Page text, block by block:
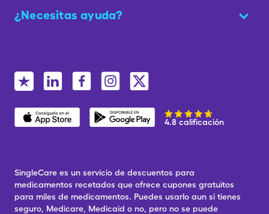
¿Necesitas ayuda?
4.8 calificación
SingleCare es un servicio de descuentos para
medicamentos recetados que ofrece cupones gratuitos
para miles de medicamentos. Puedes usarlo aun si tienes
seguro, Medicare, Medicaid o no, pero no se puede